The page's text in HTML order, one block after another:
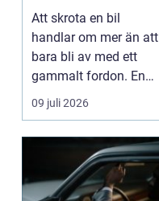
och miljövänlig
skrotning
Att skrota en bil
handlar om mer än att
bara bli av med ett
gammalt fordon. En
genomtänkt skrotning
09 juli 2026